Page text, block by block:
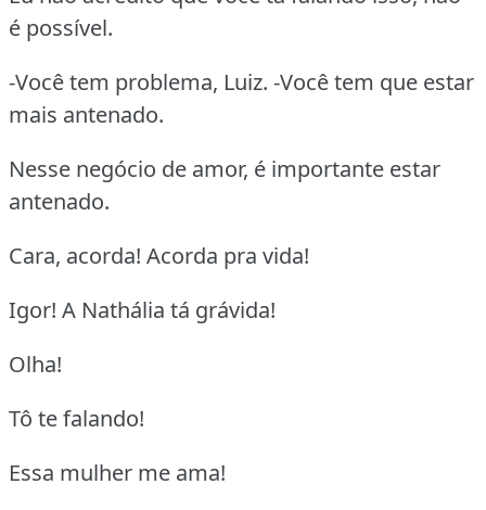
é possível.
-Você tem problema, Luiz. -Você tem que estar
mais antenado.
Nesse negócio de amor, é importante estar
antenado.
Cara, acorda! Acorda pra vida!
Igor! A Nathália tá grávida!
Olha!
Tô te falando!
Essa mulher me ama!